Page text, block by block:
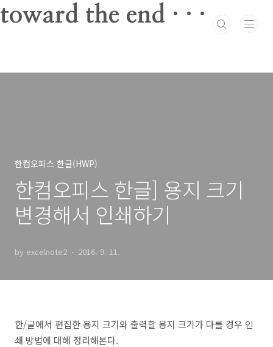
본문 바로가기
toward the end · · ·
한컴오피스 한글(HWP)
한컴오피스 한글] 용지 크기
변경해서 인쇄하기
by excelnote2 2016. 9. 11.
한/글에서 편집한 용지 크기와 출력할 용지 크기가 다를 경우 인
쇄 방법에 대해 정리해본다.